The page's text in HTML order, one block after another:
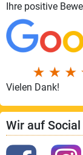
Ihre positive
Vielen Dank!
Wir auf